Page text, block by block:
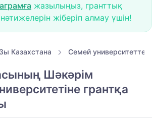
жазылыңыз, гранттық
жіберіп алмау үшін!
Казахстана Семей университеттері
Шәкәрім
грантқа